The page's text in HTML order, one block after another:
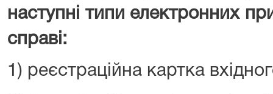
наступні типи електронних
справі:
1) реєстраційна картка